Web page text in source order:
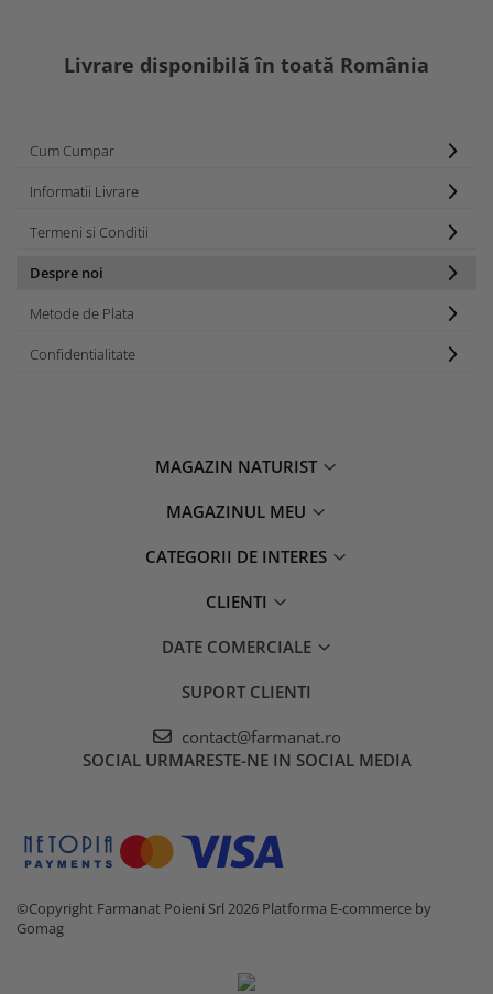
Livrare disponibilă în toată România
Cum Cumpar
Informatii Livrare
Termeni si Conditii
Despre noi
Metode de Plata
Confidentialitate
MAGAZIN NATURIST
MAGAZINUL MEU
CATEGORII DE INTERES
CLIENTI
DATE COMERCIALE
SUPORT CLIENTI
contact@farmanat.ro
SOCIAL URMARESTE-NE IN SOCIAL MEDIA
©Copyright Farmanat Poieni Srl 2026 Platforma E-commerce by
Gomag